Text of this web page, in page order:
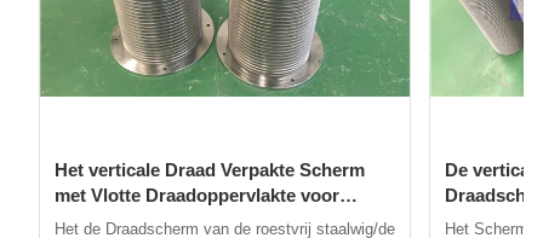
Het verticale Draad Verpakte Scherm
met Vlotte Draadoppervlakte voor
Zelfreinigende Filter
Het de Draadscherm van de roestvrij staalwig/de
De
Openen
Het